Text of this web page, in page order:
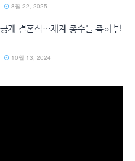
8월 22, 2025
개 결혼식…재계 총수들 축하 발
10월 13, 2024